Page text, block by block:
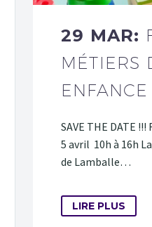
29 MAR:
MÉTIERS
ENFANCE
SAVE THE DATE
5 avril 10h à 16h
de Lamballe…
LIRE PLUS